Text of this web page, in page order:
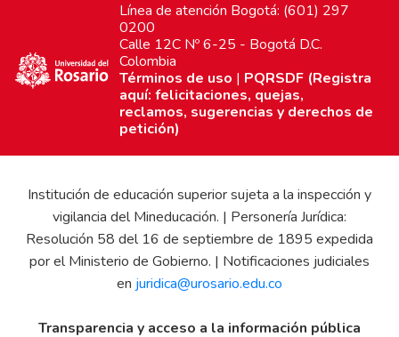
Línea de atención Bogotá: (601) 297
0200
Calle 12C Nº 6-25 - Bogotá D.C.
Colombia
Términos de uso | PQRSDF (Registra
aquí: felicitaciones, quejas,
reclamos, sugerencias y derechos de
petición)
Institución de educación superior sujeta a la inspección y
vigilancia del Mineducación. | Personería Jurídica:
Resolución 58 del 16 de septiembre de 1895 expedida
por el Ministerio de Gobierno. | Notificaciones judiciales
en juridica@urosario.edu.co
Transparencia y acceso a la información pública